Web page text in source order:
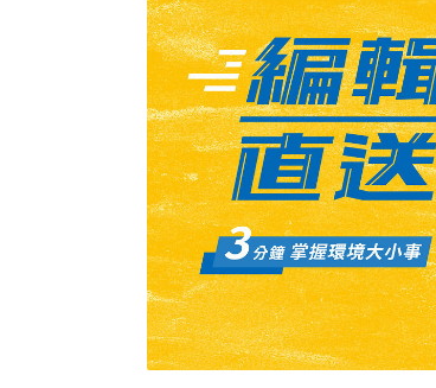
工緊急動員，在入水口清除垃圾
海浪湧入。在核二廠部分，因為
積垃圾，並作好防範措施，問題